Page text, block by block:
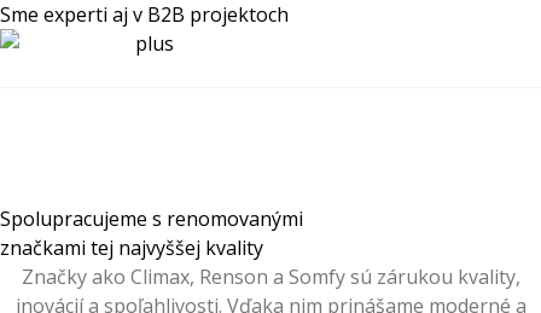
Sme experti aj v B2B projektoch
Spolupracujeme s renomovanými
značkami tej najvyššej kvality
Značky ako Climax, Renson a Somfy sú zárukou kvality,
inovácií a spoľahlivosti. Vďaka nim prinášame moderné a